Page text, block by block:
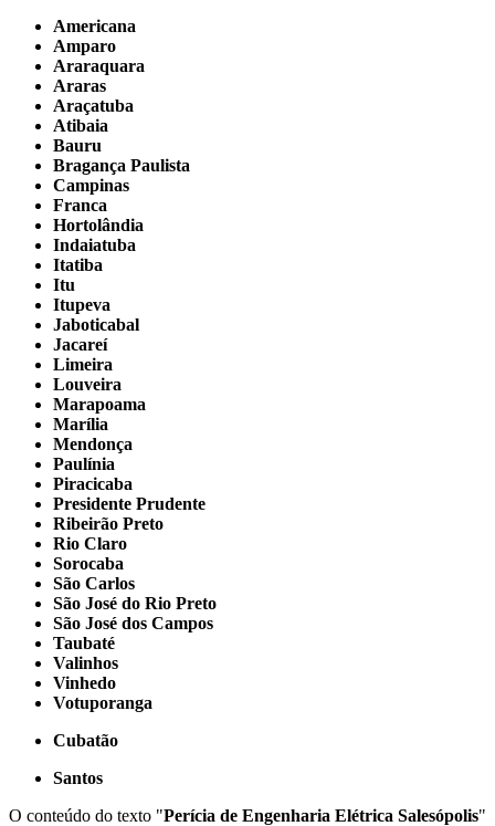
Americana
Amparo
Araraquara
Araras
Araçatuba
Atibaia
Bauru
Bragança Paulista
Campinas
Franca
Hortolândia
Indaiatuba
Itatiba
Itu
Itupeva
Jaboticabal
Jacareí
Limeira
Louveira
Marapoama
Marília
Mendonça
Paulínia
Piracicaba
Presidente Prudente
Ribeirão Preto
Rio Claro
Sorocaba
São Carlos
São José do Rio Preto
São José dos Campos
Taubaté
Valinhos
Vinhedo
Votuporanga
Cubatão
Santos
O conteúdo do texto "Perícia de Engenharia Elétrica Salesópolis"